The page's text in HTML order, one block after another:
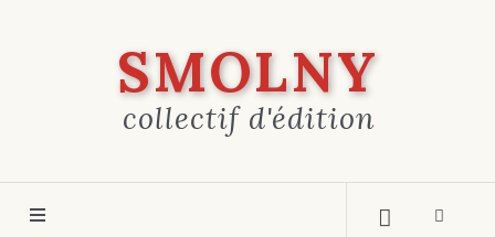
SMOLNY
collectif d'édition